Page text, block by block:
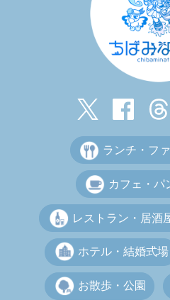
ランチ・フ
カフェ・パ
レストラン・居酒
ホテル・結婚式場
お散歩・公園